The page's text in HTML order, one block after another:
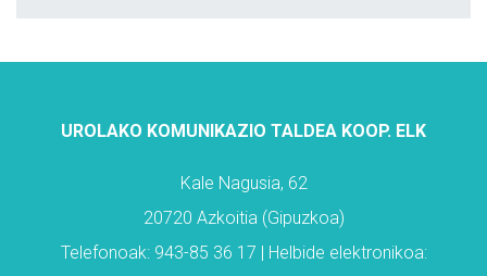
UROLAKO KOMUNIKAZIO TALDEA KOOP. ELK
Kale Nagusia, 62
20720 Azkoitia (Gipuzkoa)
Telefonoak: 943-85 36 17 | Helbide elektronikoa: